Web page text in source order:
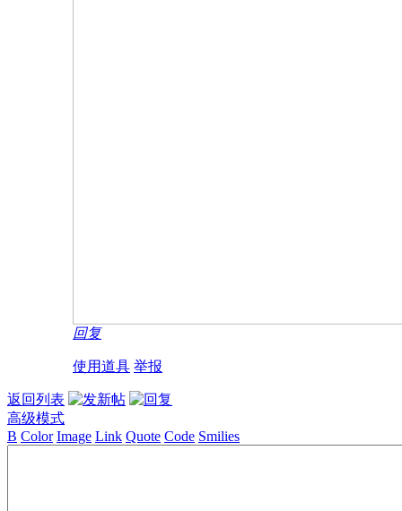
回复
使用道具 举报
返回列表
高级模式
B Color Image Link Quote Code Smilies